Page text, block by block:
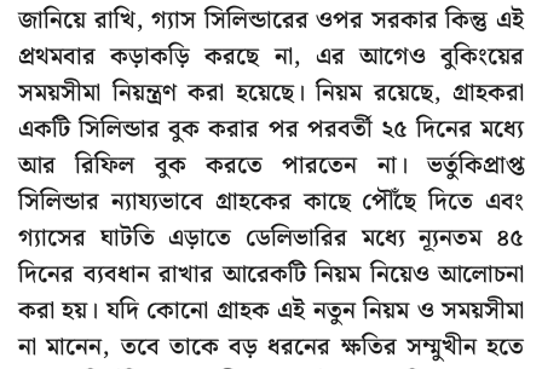
জানিয়ে রাখি, গ্যাস সিলিন্ডারের ওপর সরকার কিন্তু এই
প্রথমবার কড়াকড়ি করছে না, এর আগেও বুকিংয়ের
সময়সীমা নিয়ন্ত্রণ করা হয়েছে। নিয়ম রয়েছে, গ্রাহকরা
একটি সিলিন্ডার বুক করার পর পরবর্তী ২৫ দিনের মধ্যে
আর রিফিল বুক করতে পারতেন না। ভর্তুকিপ্রাপ্ত
সিলিন্ডার ন্যায্যভাবে গ্রাহকের কাছে পৌঁছে দিতে এবং
গ্যাসের ঘাটতি এড়াতে ডেলিভারির মধ্যে ন্যূনতম ৪৫
দিনের ব্যবধান রাখার আরেকটি নিয়ম নিয়েও আলোচনা
করা হয়। যদি কোনো গ্রাহক এই নতুন নিয়ম ও সময়সীমা
না মানেন, তবে তাকে বড় ধরনের ক্ষতির সম্মুখীন হতে